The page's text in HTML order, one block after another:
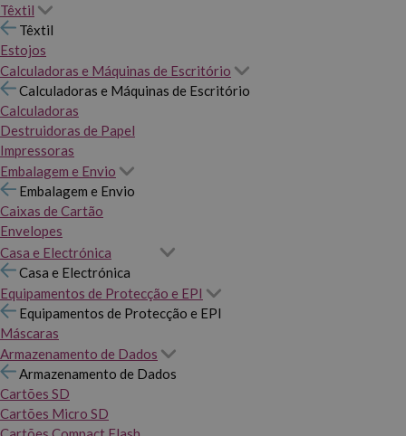
Têxtil
Têxtil
Estojos
Calculadoras e Máquinas de Escritório
Calculadoras e Máquinas de Escritório
Calculadoras
Destruidoras de Papel
Impressoras
Embalagem e Envio
Embalagem e Envio
Caixas de Cartão
Envelopes
Casa e Electrónica
Casa e Electrónica
Equipamentos de Protecção e EPI
Equipamentos de Protecção e EPI
Máscaras
Armazenamento de Dados
Armazenamento de Dados
Cartões SD
Cartões Micro SD